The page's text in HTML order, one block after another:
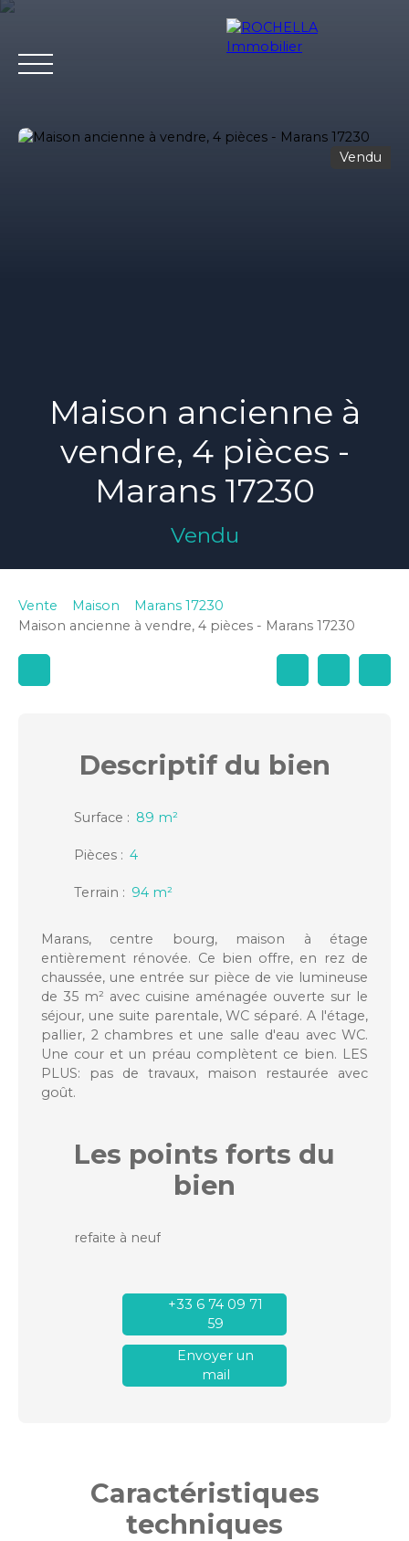
Vendu
Maison ancienne à
vendre, 4 pièces -
Marans 17230
Vendu
Vente Maison
Marans 17230
Maison ancienne à vendre, 4 pièces - Marans 17230
Descriptifdu bien
Surface : 89 m²
Pièces : 4
Terrain : 94 m²
Marans, centre bourg, maison à étage
entièrement rénovée. Ce bien offre, en rez de
chaussée, une entrée sur pièce de vie lumineuse
de 35 m² avec cuisine aménagée ouverte sur le
séjour, une suite parentale, WC séparé. A l'étage,
pallier, 2 chambres et une salle d'eau avec WC.
Une cour et un préau complètent ce bien. LES
PLUS: pas de travaux, maison restaurée avec
goût.
Les points forts du
bien
refaite à neuf
+33 6 74 09 71
59
Envoyer un
mail
Caractéristiques
techniques